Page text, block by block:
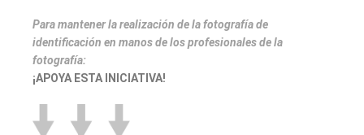
Para mantener la realización de la fotografía de
identificación en manos de los profesionales de la
fotografía:
¡APOYA ESTA INICIATIVA!